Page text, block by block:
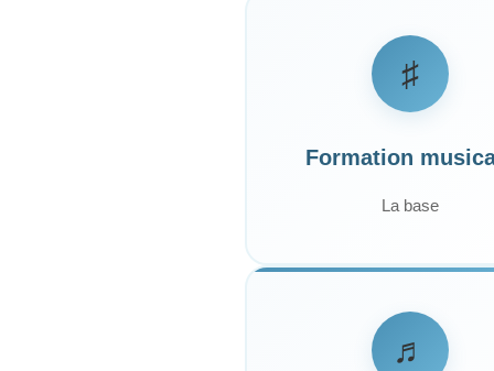
♯
Formation
La base
♬